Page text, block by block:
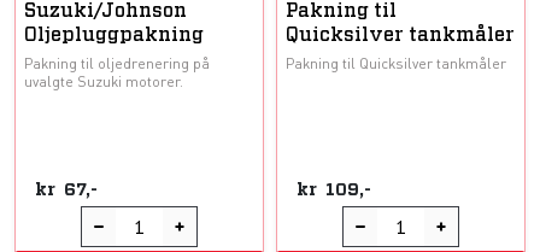
Suzuki/Johnson
Oljepluggpakning
Pakning til oljedrenering på
uvalgte Suzuki motorer.
kr 67,-
Pakning til
Quicksilver tankmåler
Pakning til Quicksilver tankmåler
kr 109,-